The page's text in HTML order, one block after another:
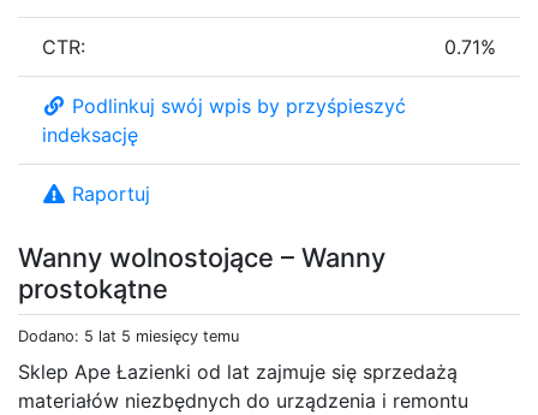
Wanny wolnostojące – Wanny
prostokątne
Dodano: 5 lat 5 miesięcy temu
Sklep Ape Łazienki od lat zajmuje się sprzedażą
materiałów niezbędnych do urządzenia i remontu
CTR: 0.71%
Podlinkuj swój wpis by przyśpieszyć
indeksację
Raportuj